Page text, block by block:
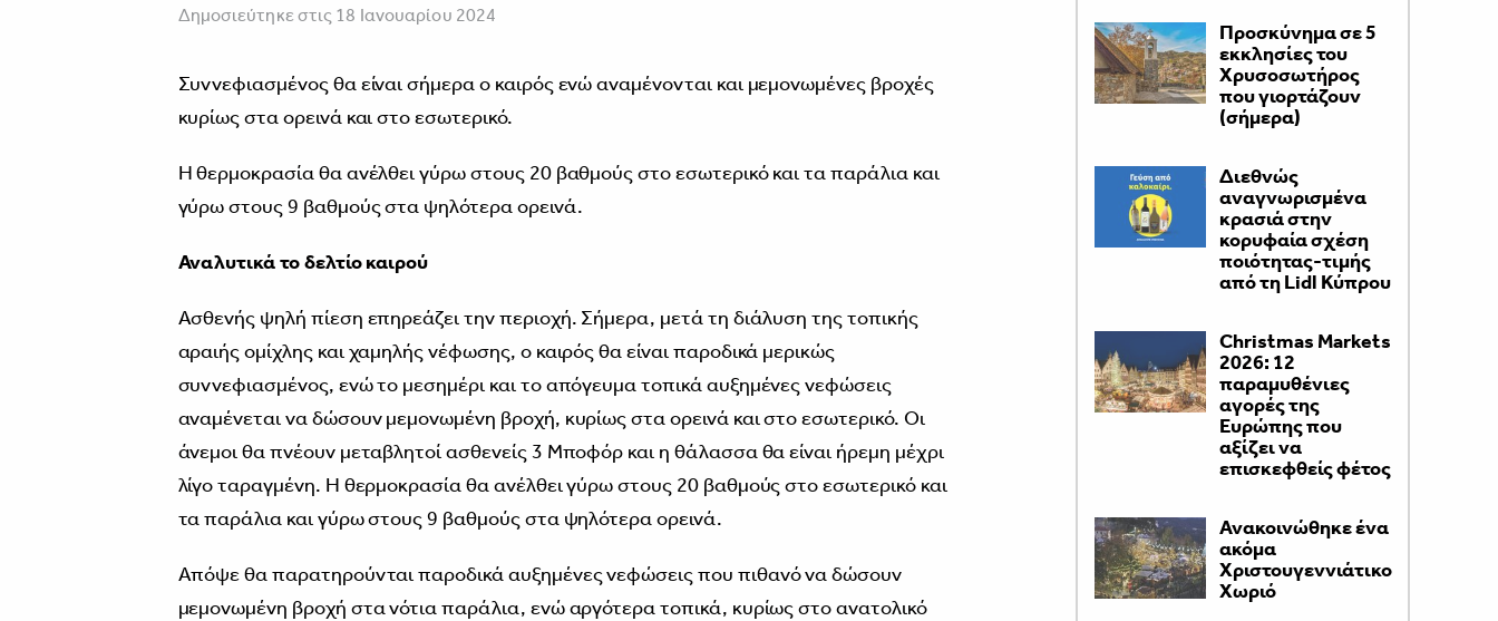
Δημοσιεύτηκε στις 18 Ιανουαρίου 2024
Συννεφιασμένος θα είναι σήμερα ο καιρός ενώ αναμένονται και μεμονωμένες βροχές
κυρίως στα ορεινά και στο εσωτερικό.
Η θερμοκρασία θα ανέλθει γύρω στους 20 βαθμούς στο εσωτερικό και τα παράλια και
γύρω στους 9 βαθμούς στα ψηλότερα ορεινά.
Αναλυτικά το δελτίο καιρού
Ασθενής ψηλή πίεση επηρεάζει την περιοχή. Σήμερα, μετά τη διάλυση της τοπικής
αραιής ομίχλης και χαμηλής νέφωσης, ο καιρός θα είναι παροδικά μερικώς
συννεφιασμένος, ενώ το μεσημέρι και το απόγευμα τοπικά αυξημένες νεφώσεις
αναμένεται να δώσουν μεμονωμένη βροχή, κυρίως στα ορεινά και στο εσωτερικό. Οι
άνεμοι θα πνέουν μεταβλητοί ασθενείς 3 Μποφόρ και η θάλασσα θα είναι ήρεμη μέχρι
λίγο ταραγμένη. Η θερμοκρασία θα ανέλθει γύρω στους 20 βαθμούς στο εσωτερικό και
τα παράλια και γύρω στους 9 βαθμούς στα ψηλότερα ορεινά.
Απόψε θα παρατηρούνται παροδικά αυξημένες νεφώσεις που πιθανό να δώσουν
μεμονωμένη βροχή στα νότια παράλια, ενώ αργότερα τοπικά, κυρίως στο ανατολικό
Προσκύνημα σε 5
εκκλησίες του
Χρυσοσωτήρος
που γιορτάζουν
(σήμερα)
Διεθνώς
αναγνωρισμένα
κρασιά στην
κορυφαία σχέση
ποιότητας-τιμής
από τη Lidl Κύπρου
Christmas Markets
2026: 12
παραμυθένιες
αγορές της
Ευρώπης που
αξίζει να
επισκεφθείς φέτος
Ανακοινώθηκε ένα
ακόμα
Χριστουγεννιάτικο
Χωριό